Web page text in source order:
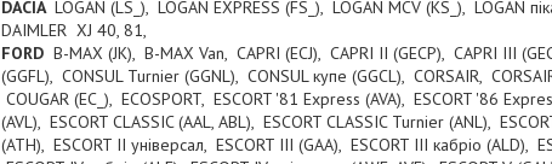
DACIA LOGAN (LS_), LOGAN EXPRESS (FS_), LOGAN MCV (KS_), LOGAN
DAIMLER XJ 40, 81,
FORD B-MAX (JK), B-MAX Van, CAPRI (ECJ), CAPRI II (GECP), CAPRI III
(GGFL), CONSUL Turnier (GGNL), CONSUL купе (GGCL), CORSAIR,
COUGAR (EC_), ECOSPORT, ESCORT '81 Express (AVA), ESCORT '86
(AVL), ESCORT CLASSIC (AAL, ABL), ESCORT CLASSIC Turnier (ANL),
(ATH), ESCORT II універсал, ESCORT III (GAA), ESCORT III кабріо (ALD),